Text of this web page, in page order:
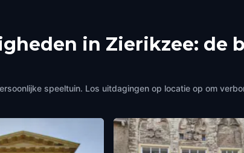
in Zierikzee: de
speeltuin. Los uitdagingen op locatie op om